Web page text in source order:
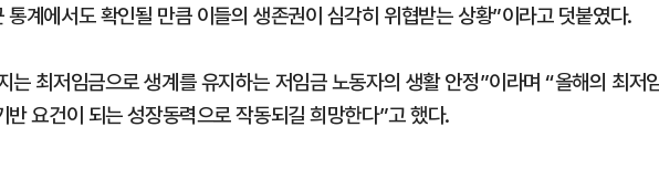
계에서도 확인될 만큼 이들의 생존권이 심각히 위협받는 상황”이라고 덧붙였다.
는 최저임금으로 생계를 유지하는 저임금 노동자의 생활 안정”이라며 “올해의 최저
요건이 되는 성장동력으로 작동되길 희망한다”고 했다.